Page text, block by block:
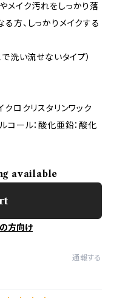
メイク汚れをしっかり落
方、しっかりメイクする
洗い流せないタイプ）
クロクリスタリンワック
コール：酸化亜鉛：酸化
available
方向け
通報する